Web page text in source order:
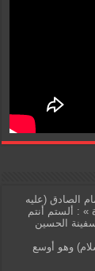
الصادق (عليه
» : ألستم أنتم
الحسين
وهو أوسع